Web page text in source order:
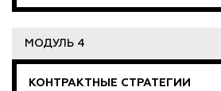
МОДУЛЬ 4
КОНТРАКТНЫЕ СТРАТЕГИИ